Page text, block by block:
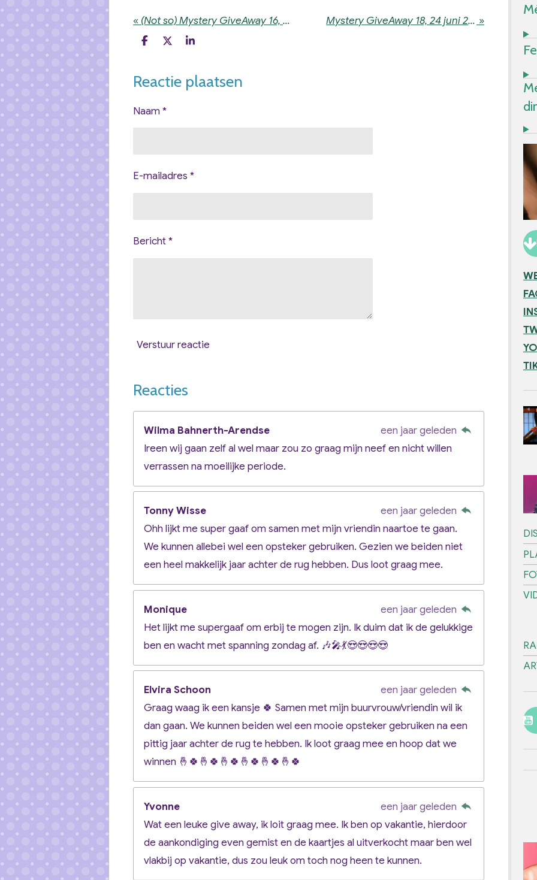
« (Not so) Mystery GiveAway 16, 21 december 2024 Mystery GiveAway 18, 24 juni 2025 »
D
n
D
l
S
e
Reactie plaatsen
Naam *
E-mailadres *
Bericht *
Verstuur reactie
Reacties
Wilma Bahnerth-Arendse
een jaar geleden
Ireen wij gaan zelf al wel maar zou zo graag mijn neef en nicht willen
verrassen na moeilijke periode.
Tonny Wisse
een jaar geleden
Ohh lijkt me super gaaf om samen met mijn vriendin naartoe te gaan.
We kunnen allebei wel een opsteker gebruiken. Gezien we beiden niet
een heel makkelijk jaar achter de rug hebben. Dus loot graag mee.
Monique
een jaar geleden
Het lijkt me supergaaf om erbij te mogen zijn. Ik duim dat ik de gelukkige
ben en wacht met spanning zondag af. 🎶🎤💃😍😍😍😍
Elvira Schoon
een jaar geleden
Graag waag ik een kansje 🍀 Samen met mijn buurvrouw/vriendin wil ik
dan gaan. We kunnen beiden wel een mooie opsteker gebruiken na een
pittig jaar achter de rug te hebben. Ik loot graag mee en hoop dat we
winnen 🤞🍀🤞🍀🤞🍀🤞🍀🤞🍀🤞🍀
Yvonne
een jaar geleden
Wat een leuke give away, ik loit graag mee. Ik ben op vakantie, hierdoor
de aankondiging even gemist en de kaartjes al uitverkocht maar ben wel
vlakbij op vakantie, dus zou leuk om toch nog heen te kunnen.